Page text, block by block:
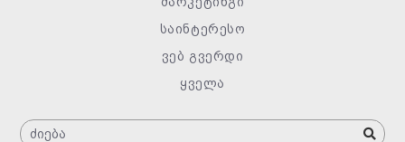
საინტერესო
ვებ გვერდი
ყველა